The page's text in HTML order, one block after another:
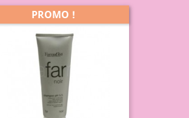
PROMO !